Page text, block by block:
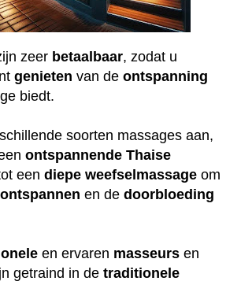
zeer betaalbaar, zodat u
genieten van de ontspanning
biedt.
soorten massages aan,
ontspannende Thaise
een diepe weefselmassage om
ontspannen en de doorbloeding
en ervaren masseurs en
getraind in de traditionele